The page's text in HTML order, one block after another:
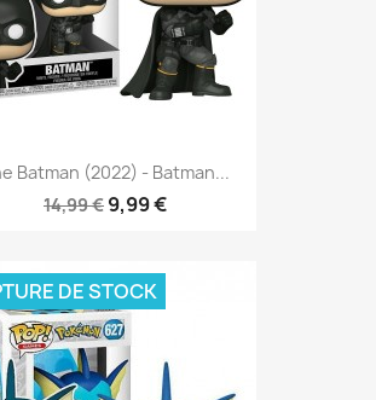
Batman (2022) - Batman...
14,99 € 9,99 €
DE STOCK